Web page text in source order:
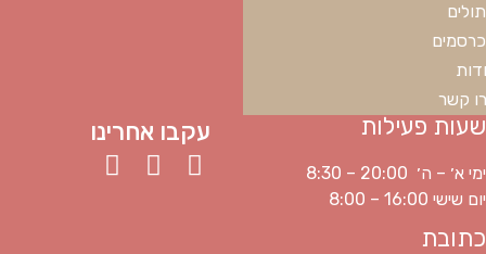
קשר
שעות פעילות
ימי א׳ – ה׳ 20:00 – 8:30
יום שישי 16:00 – 8:00
כתובת
עקבו אחרינו